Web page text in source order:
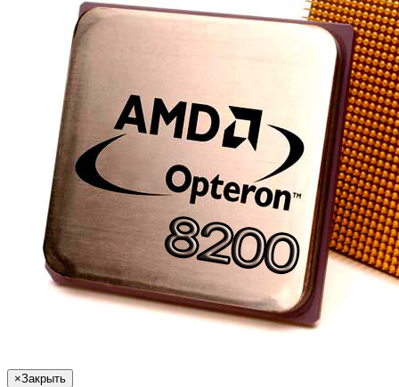
×Закрыть